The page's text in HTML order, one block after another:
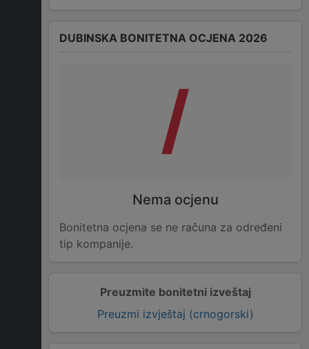
Preuzmite bonitetni izveštaj
Preuzmi izvještaj (crnogorski)
DUBINSKA BONITETNA OCJENA 2026
/
Nema ocjenu
Bonitetna ocjena se ne računa za određeni
tip kompanije.